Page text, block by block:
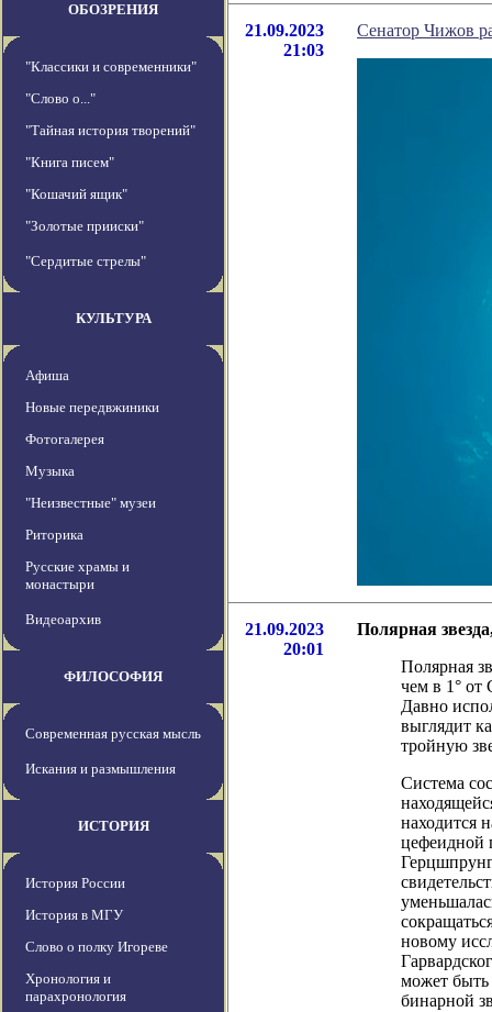
ОБОЗРЕНИЯ
"Классики и современники"
"Слово о..."
"Тайная история творений"
"Книга писем"
"Кошачий ящик"
"Золотые прииски"
"Сердитые стрелы"
КУЛЬТУРА
Афиша
Новые передвжиники
Фотогалерея
Музыка
"Неизвестные" музеи
Риторика
Русские храмы и
монастыри
Видеоархив
ФИЛОСОФИЯ
Современная русская мысль
Искания и размышления
ИСТОРИЯ
История России
История в МГУ
Слово о полку Игореве
Хронология и
парахронология
21.09.2023
21:03
Сенатор Чижов
21.09.2023
20:01
Полярная
Полярная
чем в 1° от
Давно
выглядит
тройную
Система
находится
цефеидной
новому
может быть
бинарной